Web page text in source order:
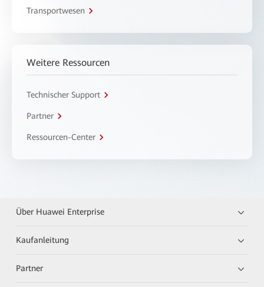
Transportwesen
Weitere Ressourcen
Technischer Support
Partner
Ressourcen-Center
Über Huawei Enterprise
Kaufanleitung
Partner